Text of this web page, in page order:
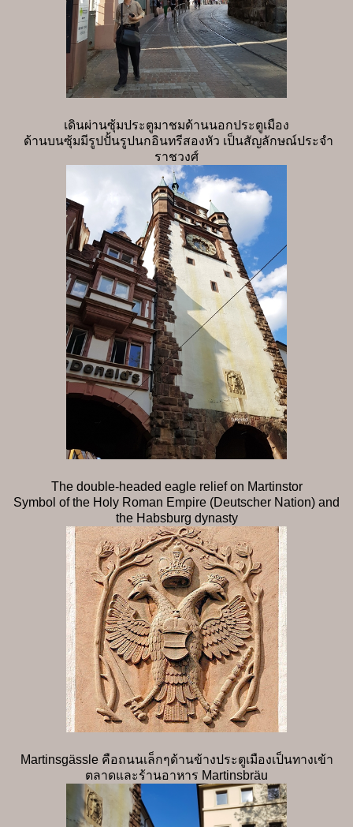
เดินผ่านซุ้มประตูมาชมด้านนอกประตูเมือง
ด้านบนซุ้มมีรูปปั้นรูปนกอินทรีสองหัว เป็นสัญลักษณ์ประจำ
ราชวงศ์
The double-headed eagle relief on Martinstor
Symbol of the Holy Roman Empire (Deutscher Nation) and
the Habsburg dynasty
Martinsgässle คือถนนเล็กๆด้านข้างประตูเมืองเป็นทางเข้า
ตลาดและร้านอาหาร Martinsbräu